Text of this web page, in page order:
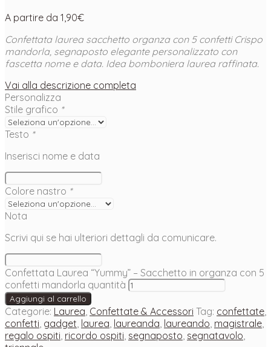
A partire da 1,90€
Confettata laurea sacchetto organza con 5 confetti Crispo
mandorla, segnaposto elegante personalizzato con
fascetta nome e data. Idea bomboniera laurea raffinata.
Vai alla descrizione completa
Personalizza
Stile grafico *
Testo *
Inserisci nome e data
Colore nastro *
Nota
Scrivi qui se hai ulteriori dettagli da comunicare.
Confettata Laurea “Yummy” – Sacchetto in organza con 5
confetti mandorla quantità
Aggiungi al carrello
Categorie: Laurea Confettate & Accessori Tag: confettate
confetti gadget laurea laureanda laureando magistrale
regalo ospiti ricordo ospiti segnaposto segnatavolo